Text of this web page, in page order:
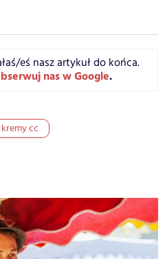
eś nasz artykuł do końca.
nas w Google.
kremy cc